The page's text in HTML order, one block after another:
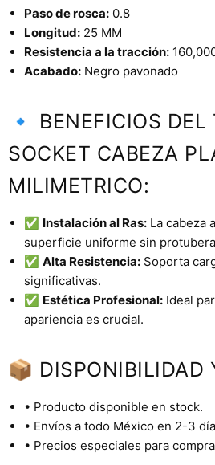
Paso de rosca: 0.8
Longitud: 25 MM
Resistencia a la tracción:
Acabado: Negro pavonado
🔹 BENEFICIOS DEL
SOCKET CABEZA
MILIMETRICO:
✅ Instalación al Ras: La cabeza
superficie uniforme sin
✅ Alta Resistencia: Soporta
significativas.
✅ Estética Profesional: Ideal
apariencia es crucial.
📦 DISPONIBILIDAD
• Producto disponible en stock.
• Envíos a todo México en 2-3
• Precios especiales para